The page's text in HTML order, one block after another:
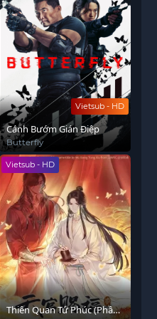
Vietsub - HD
Cánh Bướm Gián Điệp
Butterfly
Vietsub - HD
Thiên Quan Tứ Phúc (Phần